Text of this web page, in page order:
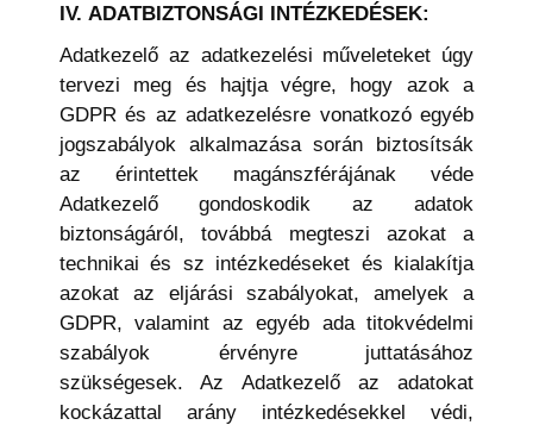
IV. ADATBIZTONSÁGI INTÉZKEDÉSEK:
Adatkezelő az adatkezelési műveleteket úgy
tervezi meg és hajtja végre, hogy azok a
GDPR és az adatkezelésre vonatkozó egyéb
jogszabályok alkalmazása során biztosítsák
az érintettek magánszférájának véde
Adatkezelő gondoskodik az adatok
biztonságáról, továbbá megteszi azokat a
technikai és sz intézkedéseket és kialakítja
azokat az eljárási szabályokat, amelyek a
GDPR, valamint az egyéb ada titokvédelmi
szabályok érvényre juttatásához
szükségesek. Az Adatkezelő az adatokat
kockázattal arány intézkedésekkel védi,